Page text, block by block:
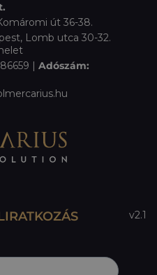
út 36-38.
Lomb utca 30-32.
| Adószám:
v2.1